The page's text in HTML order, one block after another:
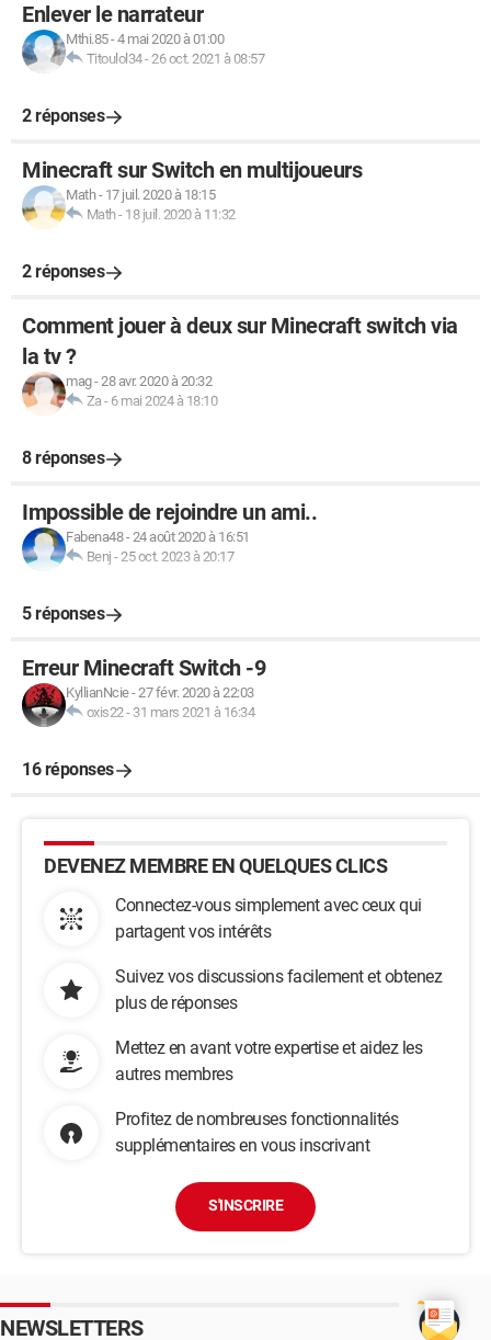
Enlever le narrateur
Mthi.85-4 mai 2020 à 01:00
Titoulol34-26 oct. 2021 à 08:57
2 réponses
Minecraft sur Switch en multijoueurs
Math- 17 juil. 2020 à 18:15
Math- 18 juil. 2020 à 11:32
2 réponses
Comment jouer à deux sur Minecraft switch via
la tv ?
mag-28 avr. 2020 à 20:32
Za - 6 mai 2024 à 18:10
8 réponses
Impossible de rejoindre un ami..
Fabena48-24 août 2020 à 16:51
Benj -25 oct. 2023 à 20:17
5 réponses
Erreur Minecraft Switch -9
KyllianNcie-27 févr. 2020 à 22:03
oxis22- 31 mars 2021 à 16:34
16 réponses
DEVENEZ MEMBRE EN QUELQUES CLICS
Connectez-vous simplement avec ceux qui
partagent vos intérêts
Suivez vos discussions facilement et obtenez
plus de réponses
Mettez en avant votre expertise et aidez les
autres membres
Profitez de nombreuses fonctionnalités
supplémentaires en vous inscrivant
S'INSCRIRE
NEWSLETTERS